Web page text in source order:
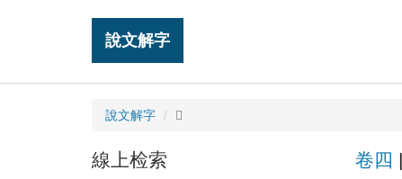
說文解字
說文解字 𦐇
卷四 |
線上检索